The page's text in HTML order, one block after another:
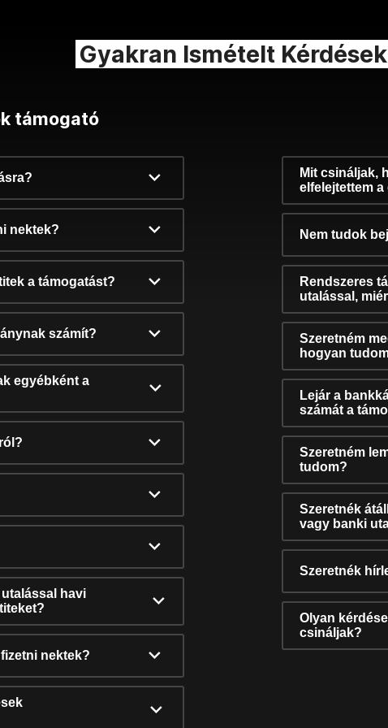
Gyakran Ismételt Kérdések
támogató
nektek?
a támogatást?
számít?
egyébként a
havi
nektek?
Mit csináljak,
elfelejtettem a
Nem tudok
Rendszeres
utalással,
Szeretném
hogyan
Lejár a
számát a
Szeretném
tudom?
Szeretnék
vagy banki
Szeretnék
Olyan
csináljak?